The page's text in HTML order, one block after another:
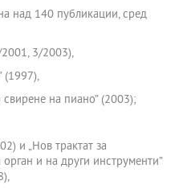
над 140 публикации, сред
3/2003),
(1997),
на пиано” (2003);
и „Нов трактат за
и на други инструменти”